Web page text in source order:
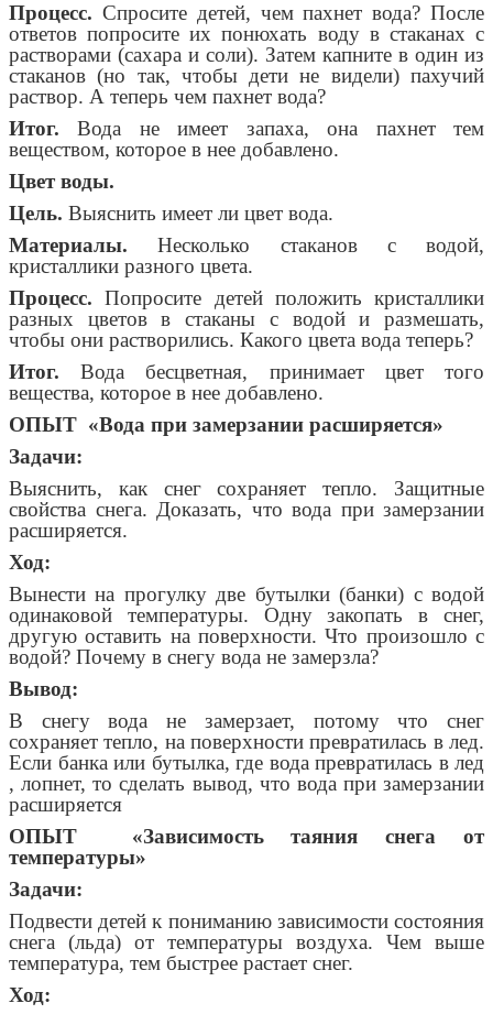
Процесс. Спросите детей, чем пахнет вода? После
ответов попросите их понюхать воду в стаканах с
растворами (сахара и соли). Затем капните в один из
стаканов (но так, чтобы дети не видели) пахучий
раствор. А теперь чем пахнет вода?
Итог.Вода не имеет запаха, она пахнет тем
веществом, которое в нее добавлено.
Цвет воды.
Цель. Выяснить имеет ли цвет вода.
Материалы.Несколько стаканов с водой,
кристаллики разного цвета.
Процесс.Попросите детей положить кристаллики
разных цветов в стаканы с водой и размешать,
чтобы они растворились. Какого цвета вода теперь?
Итог.Вода бесцветная, принимает цвет того
вещества, которое в нее добавлено.
ОПЫТ «Вода при замерзании расширяется»
Задачи:
Выяснить, как снег сохраняет тепло. Защитные
свойства снега. Доказать, что вода при замерзании
расширяется.
Ход:
Вынести на прогулку две бутылки (банки) с водой
одинаковой температуры. Одну закопать в снег,
другую оставить на поверхности. Что произошло с
водой? Почему в снегу вода не замерзла?
Вывод:
В снегу вода не замерзает, потому что снег
сохраняет тепло, на поверхности превратилась в лед.
Если банка или бутылка, где вода превратилась в лед
, лопнет, то сделать вывод, что вода при замерзании
расширяется
ОПЫТ «Зависимость таяния снега от
температуры»
Задачи:
Подвести детей к пониманию зависимости состояния
снега (льда) от температуры воздуха. Чем выше
температура, тем быстрее растает снег.
Ход: